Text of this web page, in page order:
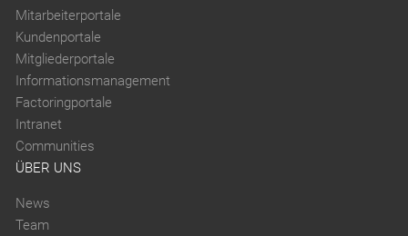
Mitarbeiterportale
Kundenportale
Mitgliederportale
Informationsmanagement
Factoringportale
Intranet
Communities
ÜBER UNS
News
Team